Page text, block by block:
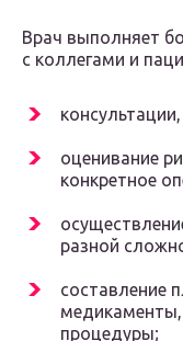
Врач выполняет
с коллегами и
оценивание
конкретное
разной
составление
медикаменты,
процедуры;